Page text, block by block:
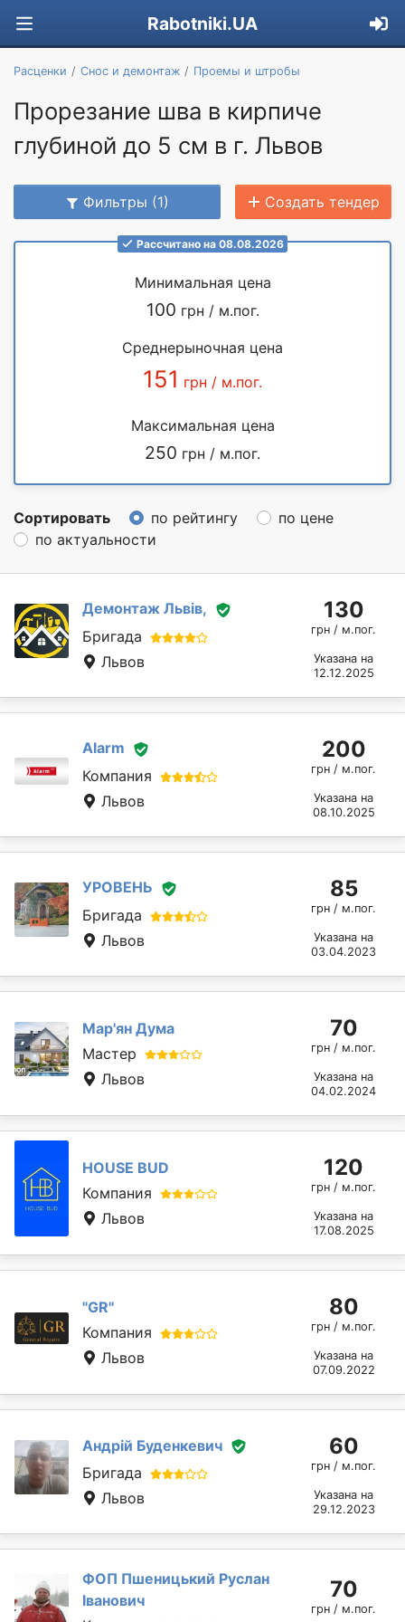
Rabotniki.UA
Расценки Снос и демонтаж Проемы и штробы
Прорезание шва в кирпиче
глубиной до 5 см в г. Львов
Фильтры (1) Создать тендер
Рассчитано на 08.08.2026
Минимальная цена
100 грн / м.пог.
Среднерыночная цена
151 грн / м.пог.
Максимальная цена
250 грн / м.пог.
Сортировать по рейтингу
по цене
по актуальности
Демонтаж Львів,
Бригада
Львов
130
грн / м.пог.
Указана на
12.12.2025
Alarm
Компания
Львов
200
грн / м.пог.
Указана на
08.10.2025
УРОВЕНЬ
Бригада
Львов
85
грн / м.пог.
Указана на
03.04.2023
Мар'ян Дума
Мастер
Львов
70
грн / м.пог.
Указана на
04.02.2024
HOUSE BUD
Компания
Львов
120
грн / м.пог.
Указана на
17.08.2025
"GR"
Компания
Львов
80
грн / м.пог.
Указана на
07.09.2022
Андрій Буденкевич
Бригада
Львов
60
грн / м.пог.
Указана на
29.12.2023
ФОП Пшеницький Руслан
Іванович
70
грн / м.пог.